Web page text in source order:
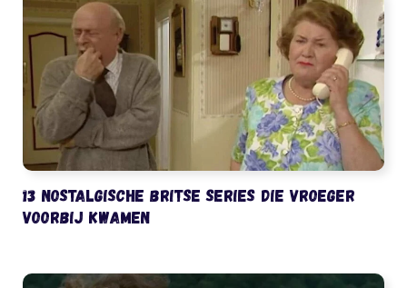
13 nostalgische Britse series die vroeger
voorbij kwamen